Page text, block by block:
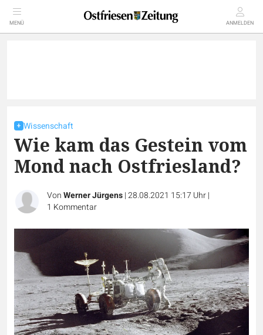
MENÜ ANMELDEN
Wissenschaft
Wie kam das Gestein vom
Mond nach Ostfriesland?
VonWerner Jürgens|28.08.2021 15:17 Uhr|
1 Kommentar